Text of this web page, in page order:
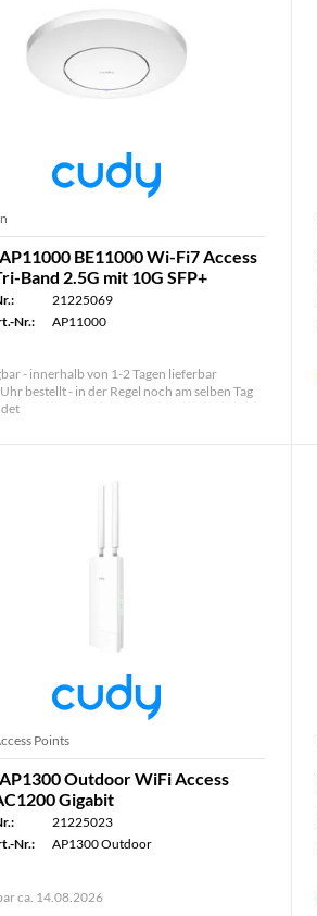
BE11000 Wi-Fi7 Access
Band 2.5G mit 10G SFP+
21225069
Nr.:
AP11000
- innerhalb von 1-2 Tagen lieferbar
bestellt - in der Regel noch am selben Tag
Points
Outdoor WiFi Access
Gigabit
21225023
Nr.:
AP1300 Outdoor
ca. 14.08.2026